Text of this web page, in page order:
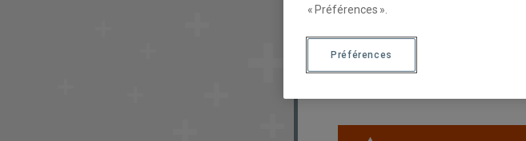
Description
« Préférences ».
Préférences